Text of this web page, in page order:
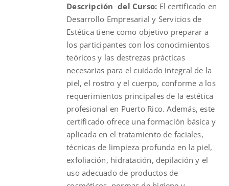
$200.00.$100.00.
Descripción del Curso: El certificado en
Desarrollo Empresarial y Servicios de
Estética tiene como objetivo preparar a
los participantes con los conocimientos
teóricos y las destrezas prácticas
necesarias para el cuidado integral de la
piel, el rostro y el cuerpo, conforme a los
requerimientos principales de la estética
profesional en Puerto Rico. Además, este
certificado ofrece una formación básica y
aplicada en el tratamiento de faciales,
técnicas de limpieza profunda en la piel,
exfoliación, hidratación, depilación y el
uso adecuado de productos de